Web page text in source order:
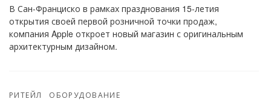
В Сан-Франциско в рамках празднования 15-летия
открытия своей первой розничной точки продаж,
компания Apple откроет новый магазин с оригинальным
архитектурным дизайном.
РИТЕЙЛ ОБОРУДОВАНИЕ